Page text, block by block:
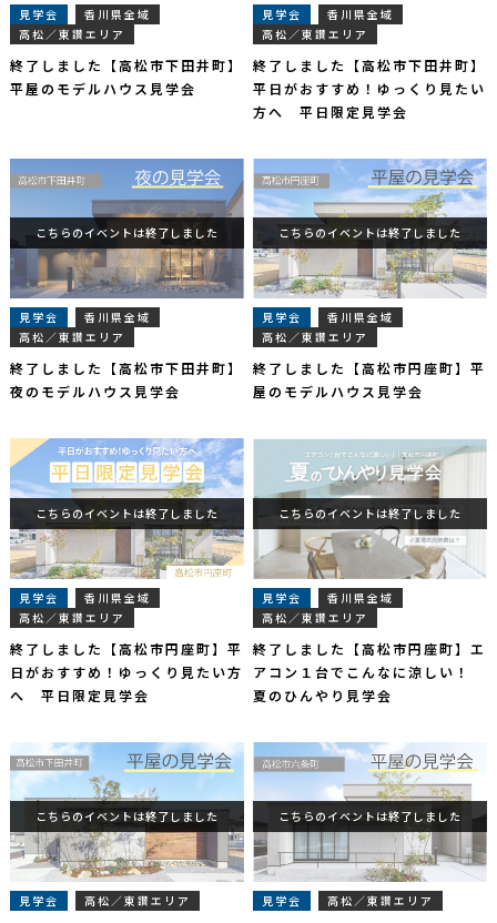
見学会
香川県全域
高松／東讃エリア
終了しました【高松市下田井町】
平屋のモデルハウス見学会
見学会
香川県全域
高松／東讃エリア
終了しました【高松市下田井町】
平日がおすすめ！ゆっくり見たい
方へ 平日限定見学会
こちらのイベントは終了しました
見学会
香川県全域
高松／東讃エリア
終了しました【高松市下田井町】
夜のモデルハウス見学会
こちらのイベントは終了しました
見学会
香川県全域
高松／東讃エリア
終了しました【高松市円座町】平
屋のモデルハウス見学会
こちらのイベントは終了しました
見学会
香川県全域
高松／東讃エリア
終了しました【高松市円座町】平
日がおすすめ！ゆっくり見たい方
へ 平日限定見学会
こちらのイベントは終了しました
見学会
香川県全域
高松／東讃エリア
終了しました【高松市円座町】エ
アコン１台でこんなに涼しい！
夏のひんやり見学会
こちらのイベントは終了しました
見学会 高松／東讃エリア
こちらのイベントは終了しました
見学会 高松／東讃エリア